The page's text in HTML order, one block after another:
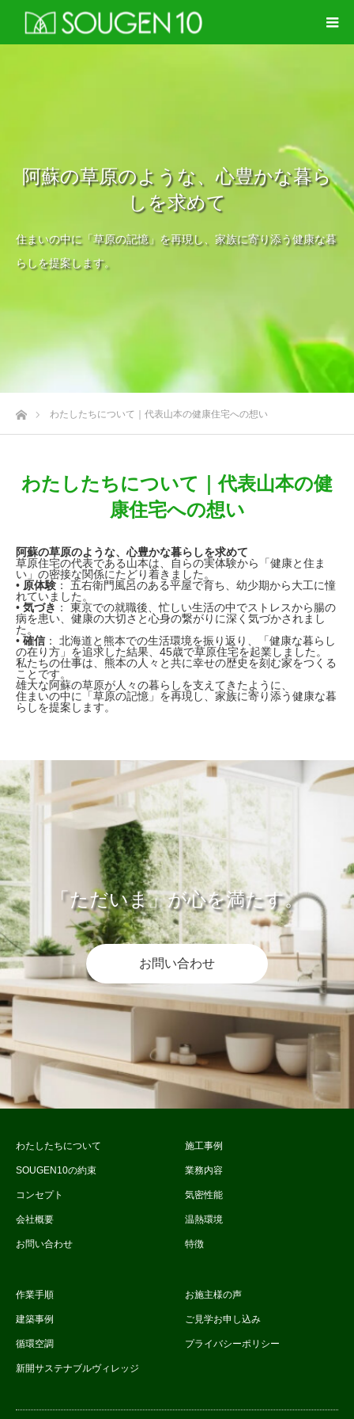
阿蘇の草原のような、心豊かな暮ら
しを求めて
住まいの中に「草原の記憶」を再現し、家族に寄り添う健康な暮
らしを提案します。
ホームわたしたちについて｜代表山本の健康住宅への想い
わたしたちについて｜代表山本の健
康住宅への想い
阿蘇の草原のような、心豊かな暮らしを求めて
草原住宅の代表である山本は、自らの実体験から「健康と住ま
い」の密接な関係にたどり着きました。
• 原体験 ： 五右衛門風呂のある平屋で育ち、幼少期から大工に憧
れていました。
• 気づき ： 東京での就職後、忙しい生活の中でストレスから腸の
病を患い、健康の大切さと心身の繋がりに深く気づかされまし
た。
• 確信 ： 北海道と熊本での生活環境を振り返り、「健康な暮らし
の在り方」を追求した結果、45歳で草原住宅を起業しました。
私たちの仕事は、熊本の人々と共に幸せの歴史を刻む家をつくる
ことです。
雄大な阿蘇の草原が人々の暮らしを支えてきたように、
住まいの中に「草原の記憶」を再現し、家族に寄り添う健康な暮
らしを提案します。
「ただいま」が心を満たす。
お問い合わせ
わたしたちについて
SOUGEN10の約束
コンセプト
会社概要
お問い合わせ
施工事例
業務内容
気密性能
温熱環境
特徴
作業手順
建築事例
循環空調
新開サステナブルヴィレッジ
お施主様の声
ご見学お申し込み
プライバシーポリシー